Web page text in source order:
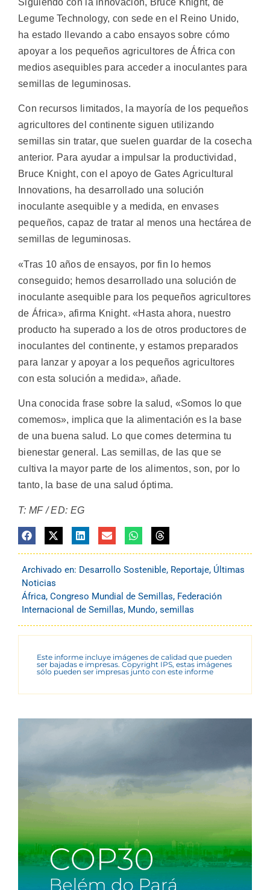
Siguiendo con la innovación, Bruce Knight, de
Legume Technology, con sede en el Reino Unido,
ha estado llevando a cabo ensayos sobre cómo
apoyar a los pequeños agricultores de África con
medios asequibles para acceder a inoculantes para
semillas de leguminosas.
Con recursos limitados, la mayoría de los pequeños
agricultores del continente siguen utilizando
semillas sin tratar, que suelen guardar de la cosecha
anterior. Para ayudar a impulsar la productividad,
Bruce Knight, con el apoyo de Gates Agricultural
Innovations, ha desarrollado una solución
inoculante asequible y a medida, en envases
pequeños, capaz de tratar al menos una hectárea de
semillas de leguminosas.
«Tras 10 años de ensayos, por fin lo hemos
conseguido; hemos desarrollado una solución de
inoculante asequible para los pequeños agricultores
de África», afirma Knight. «Hasta ahora, nuestro
producto ha superado a los de otros productores de
inoculantes del continente, y estamos preparados
para lanzar y apoyar a los pequeños agricultores
con esta solución a medida», añade.
Una conocida frase sobre la salud, «Somos lo que
comemos», implica que la alimentación es la base
de una buena salud. Lo que comes determina tu
bienestar general. Las semillas, de las que se
cultiva la mayor parte de los alimentos, son, por lo
tanto, la base de una salud óptima.
T: MF / ED: EG
Archivado en: Desarrollo Sostenible, Reportaje, Últimas
Noticias
África, Congreso Mundial de Semillas, Federación
Internacional de Semillas, Mundo, semillas
Este informe incluye imágenes de calidad que pueden
ser bajadas e impresas. Copyright IPS, estas imágenes
sólo pueden ser impresas junto con este informe